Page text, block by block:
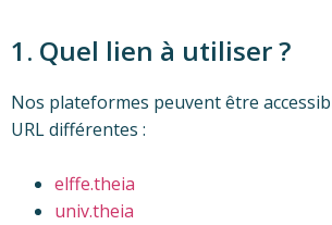
1. Quel lien à utiliser ?
Nos plateformes peuvent être
URL différentes :
elffe.theia
univ.theia